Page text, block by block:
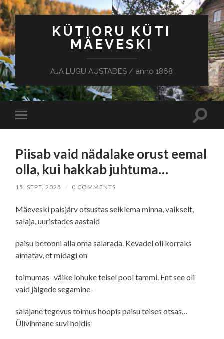
KÜTIORU KÜTI
MÄEVESKI
AJA LUGU AUSTADES / anno 1868
Toggle
mobile
Toggle
Piisab vaid nädalake orust eemal
olla, kui hakkab juhtuma…
15. SEPT. 2025 / 0 COMMENTS
Mäeveski paisjärv otsustas seiklema minna, vaikselt,
salaja, uuristades aastaid
paisu betooni alla oma salarada. Kevadel oli korraks
aimatav, et midagi on
toimumas- väike lohuke teisel pool tammi. Ent see oli
vaid jälgede segamine-
salajane tegevus toimus hoopis paisu teises otsas…
Ülivihmane suvi hoidis